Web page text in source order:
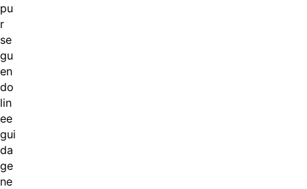
pu
r
se
gu
en
do
lin
ee
gui
da
ge
ne